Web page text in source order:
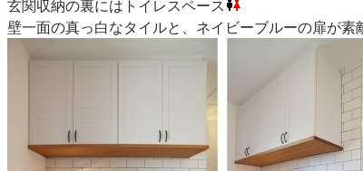
玄関収納の裏にはトイレスペース
壁一面の真っ白なタイルと、ネイビーブルーの扉が素